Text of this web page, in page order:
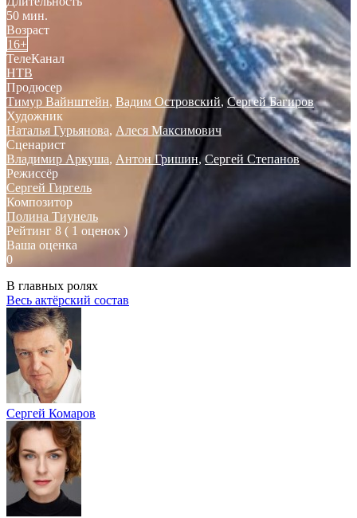
50 мин.
Возраст
16+
ТелеКанал
НТВ
Продюсер
Тимур Вайнштейн, Вадим Островский,Сергей Багиров
Художник
Наталья Гурьянова, Алеся Максимович
Сценарист
Владимир Аркуша, Антон Гришин,Сергей Степанов
Режиссёр
Сергей Гиргель
Композитор
Полина Тиунель
Рейтинг 8 ( 1 оценок )
Ваша оценка
0
В главных ролях
Весь актёрский состав
Сергей Комаров